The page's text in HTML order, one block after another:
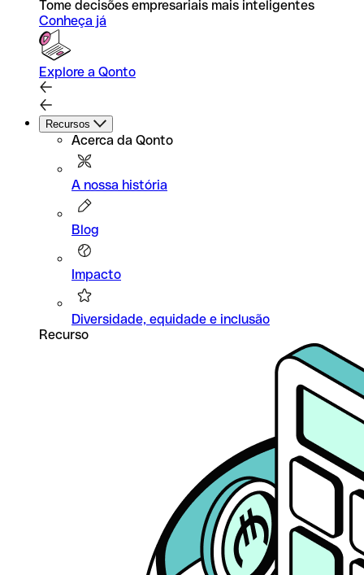
Tome decisões empresariais mais inteligentes
Conheça já
Explore a Qonto
Recursos
Acerca da Qonto
A nossa história
Blog
Impacto
Diversidade, equidade e inclusão
Recurso